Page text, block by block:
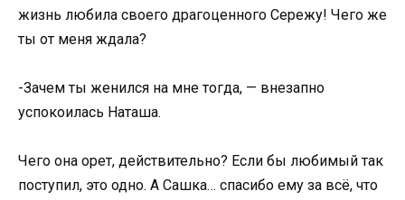
жизнь любила своего драгоценного Сережу! Чего же
ты от меня ждала?
-Зачем ты женился на мне тогда, — внезапно
успокоилась Наташа.
Чего она орет, действительно? Если бы любимый так
поступил, это одно. А Сашка… спасибо ему за всё, что